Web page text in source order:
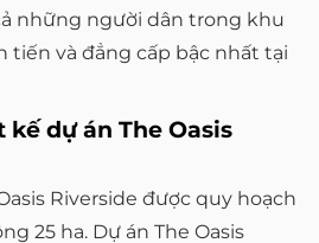
những người dân trong khu
tiến và đẳng cấp bậc nhất tại
dự án The Oasis
Riverside được quy hoạch
25 ha. Dự án The Oasis